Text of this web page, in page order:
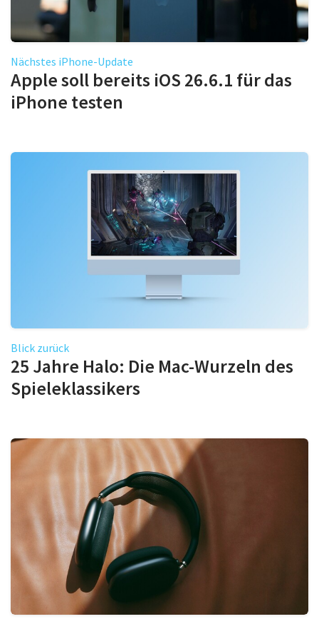
Nächstes iPhone-Update
Apple soll bereits iOS 26.6.1 für das
iPhone testen
Blick zurück
25 Jahre Halo: Die Mac-Wurzeln des
Spieleklassikers